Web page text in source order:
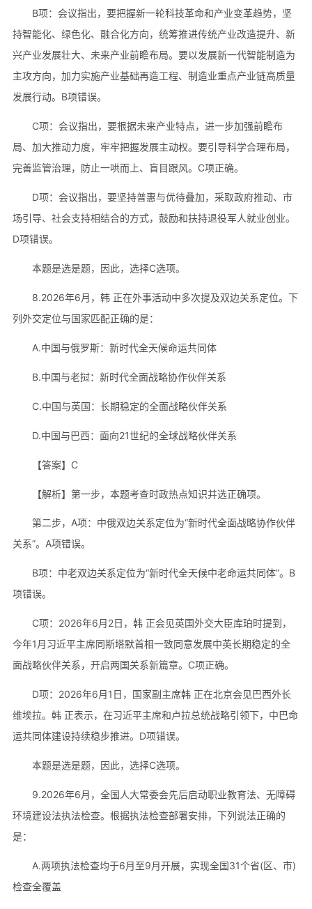
B项：会议指出，要把握新一轮科技革命和产业变革趋势，坚
持智能化、绿色化、融合化方向，统筹推进传统产业改造提升、新
兴产业发展壮大、未来产业前瞻布局。要以发展新一代智能制造为
主攻方向，加力实施产业基础再造工程、制造业重点产业链高质量
发展行动。B项错误。
C项：会议指出，要根据未来产业特点，进一步加强前瞻布
局、加大推动力度，牢牢把握发展主动权。要引导科学合理布局，
完善监管治理，防止一哄而上、盲目跟风。C项正确。
D项：会议指出，要坚持普惠与优待叠加，采取政府推动、市
场引导、社会支持相结合的方式，鼓励和扶持退役军人就业创业。
D项错误。
本题是选是题，因此，选择C选项。
8.2026年6月，韩 正在外事活动中多次提及双边关系定位。下
列外交定位与国家匹配正确的是：
A.中国与俄罗斯：新时代全天候命运共同体
B.中国与老挝：新时代全面战略协作伙伴关系
C.中国与英国：长期稳定的全面战略伙伴关系
D.中国与巴西：面向21世纪的全球战略伙伴关系
【答案】C
【解析】第一步，本题考查时政热点知识并选正确项。
第二步，A项：中俄双边关系定位为“新时代全面战略协作伙伴
关系”。A项错误。
B项：中老双边关系定位为“新时代全天候中老命运共同体”。B
项错误。
C项：2026年6月2日，韩 正会见英国外交大臣库珀时提到，
今年1月习近平主席同斯塔默首相一致同意发展中英长期稳定的全
面战略伙伴关系，开启两国关系新篇章。C项正确。
D项：2026年6月1日，国家副主席韩 正在北京会见巴西外长
维埃拉。韩 正表示，在习近平主席和卢拉总统战略引领下，中巴命
运共同体建设持续稳步推进。D项错误。
本题是选是题，因此，选择C选项。
9.2026年6月，全国人大常委会先后启动职业教育法、无障碍
环境建设法执法检查。根据执法检查部署安排，下列说法正确的
是：
A.两项执法检查均于6月至9月开展，实现全国31个省(区、市)
检查全覆盖